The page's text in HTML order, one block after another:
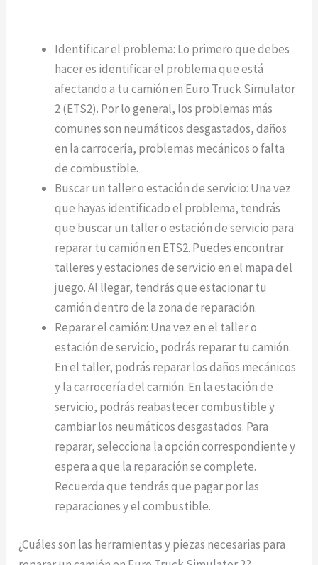
Identificar el problema: Lo primero que debes
hacer es identificar el problema que está
afectando a tu camión en Euro Truck Simulator
2 (ETS2). Por lo general, los problemas más
comunes son neumáticos desgastados, daños
en la carrocería, problemas mecánicos o falta
de combustible.
Buscar un taller o estación de servicio: Una vez
que hayas identificado el problema, tendrás
que buscar un taller o estación de servicio para
reparar tu camión en ETS2. Puedes encontrar
talleres y estaciones de servicio en el mapa del
juego. Al llegar, tendrás que estacionar tu
camión dentro de la zona de reparación.
Reparar el camión: Una vez en el taller o
estación de servicio, podrás reparar tu camión.
En el taller, podrás reparar los daños mecánicos
y la carrocería del camión. En la estación de
servicio, podrás reabastecer combustible y
cambiar los neumáticos desgastados. Para
reparar, selecciona la opción correspondiente y
espera a que la reparación se complete.
Recuerda que tendrás que pagar por las
reparaciones y el combustible.
¿Cuáles son las herramientas y piezas necesarias para